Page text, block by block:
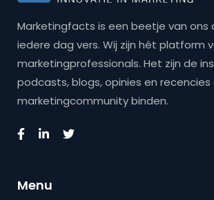
Marketingfacts is een beetje van ons
iedere dag vers. Wij zijn hét platform
marketingprofessionals. Het zijn de
podcasts, blogs, opinies en recencies
marketingcommunity binden.
Menu